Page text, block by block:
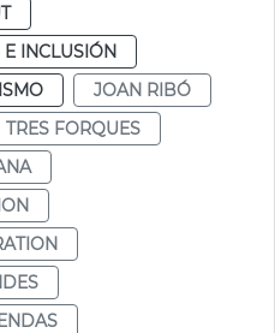
E INCLUSIÓN
JOAN RIBÓ
TRES FORQUES